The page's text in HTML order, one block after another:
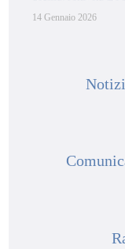
14 Gennaio 2026